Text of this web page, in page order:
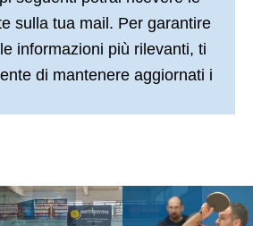
sulla tua mail. Per garantire
informazioni più rilevanti, ti
di mantenere aggiornati i